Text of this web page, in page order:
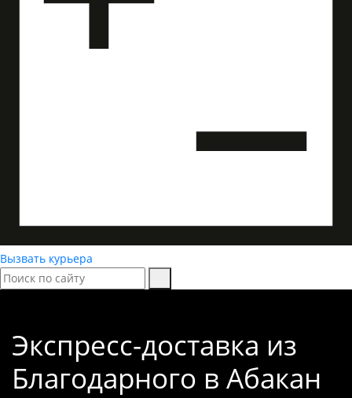
Вызвать курьера
Экспресс-доставка из
Благодарного в Абакан